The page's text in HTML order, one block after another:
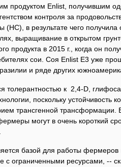
продуктом Enlist, получившим
контроля за
(HC), в результате чего
выращивание в открытом
продукта в 2015 г., когда он
сои. Соя Enlist E3 уже
и ряде других
толерантностью к 2,4-D,
поскольку устойчивость
трансгенной трансформации.
могут в очень короткий
базой для работы
ограниченными ресурсами, --